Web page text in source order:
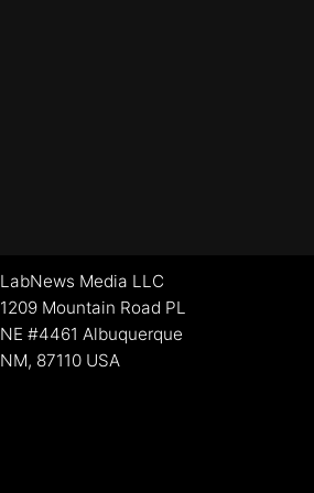
LabNews Media LLC
1209 Mountain Road PL
NE #4461 Albuquerque
NM, 87110 USA